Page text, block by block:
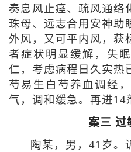
奏息风止痉、疏风通络
珠母、远志合用安神助
外风，又可平内风，获
者症状明显缓解，失
仁，考虑病程日久实热
芍易生白芍养血调经
气，调和缓急。再进14
案三 过
陶某，男，41岁。